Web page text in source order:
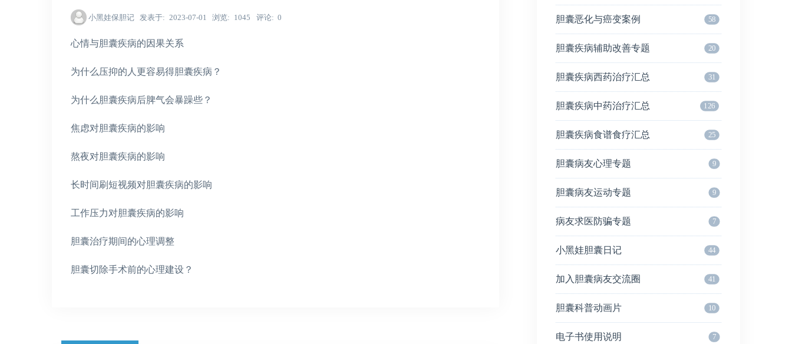
小黑娃保胆记 发表于 2023-07-01 浏览 1045 评论 0
心情与胆囊疾病的因果关系
为什么压抑的人更容易得胆囊疾病？
为什么胆囊疾病后脾气会暴躁些？
焦虑对胆囊疾病的影响
熬夜对胆囊疾病的影响
长时间刷短视频对胆囊疾病的影响
工作压力对胆囊疾病的影响
胆囊治疗期间的心理调整
胆囊切除手术前的心理建设？
胆囊恶化与癌变案例 58
胆囊疾病辅助改善专题 20
胆囊疾病西药治疗汇总 31
胆囊疾病中药治疗汇总 126
胆囊疾病食谱食疗汇总 25
胆囊病友心理专题 9
胆囊病友运动专题 9
病友求医防骗专题 7
小黑娃胆囊日记 44
加入胆囊病友交流圈 41
胆囊科普动画片 10
电子书使用说明 7